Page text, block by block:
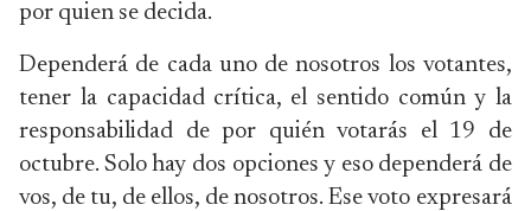
por quien se decida.
Dependerá de cada uno de nosotros los votantes,
tener la capacidad crítica, el sentido común y la
responsabilidad de por quién votarás el 19 de
octubre. Solo hay dos opciones y eso dependerá de
vos, de tu, de ellos, de nosotros. Ese voto expresará